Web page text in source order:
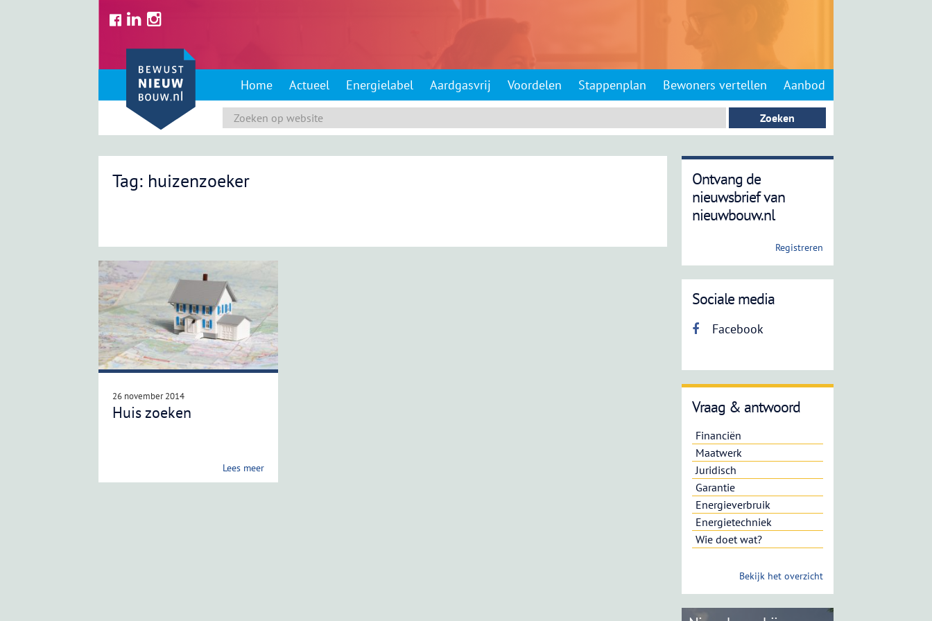
Home Actueel Energielabel Aardgasvrij Voordelen Stappenplan Bewoners vertellen Aanbod
Tag: huizenzoeker
26 november 2014
Huis zoeken
Lees meer
Ontvang de
nieuwsbrief van
nieuwbouw.nl
Registreren
Sociale media
Facebook
Vraag & antwoord
Financiën
Maatwerk
Juridisch
Garantie
Energieverbruik
Energietechniek
Wie doet wat?
Bekijk het overzicht